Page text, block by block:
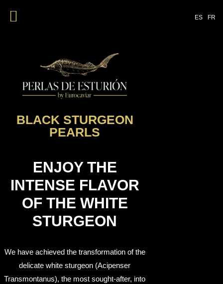
ES FR
BLACK STURGEON
PEARLS
ENJOY THE
INTENSE FLAVOR
OF THE WHITE
STURGEON
We have achieved the transformation of the
delicate white sturgeon (Acipenser
Transmontanus), the most sought-after, into